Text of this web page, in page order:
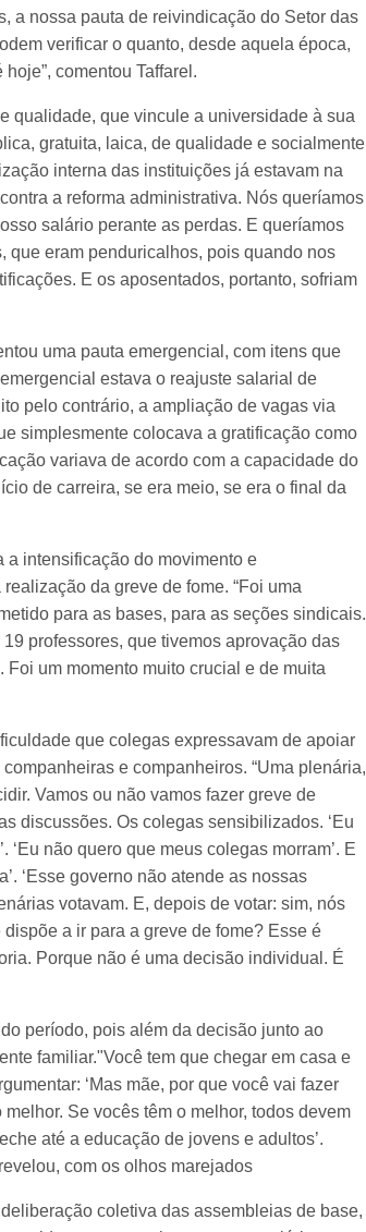
a nossa pauta de reivindicação do Setor das
verificar o quanto, desde aquela época,
comentou Taffarel.
qualidade, que vincule a universidade à sua
gratuita, laica, de qualidade e socialmente
interna das instituições já estavam na
a reforma administrativa. Nós queríamos
salário perante as perdas. E queríamos
que eram penduricalhos, pois quando nos
E os aposentados, portanto, sofriam
uma pauta emergencial, com itens que
estava o reajuste salarial de
pelo contrário, a ampliação de vagas via
simplesmente colocava a gratificação como
variava de acordo com a capacidade do
de carreira, se era meio, se era o final da
a intensificação do movimento e
da greve de fome. “Foi uma
para as bases, para as seções sindicais.
professores, que tivemos aprovação das
um momento muito crucial e de muita
que colegas expressavam de apoiar
e companheiros. “Uma plenária,
Vamos ou não vamos fazer greve de
discussões. Os colegas sensibilizados. ‘Eu
não quero que meus colegas morram’. E
‘Esse governo não atende as nossas
votavam. E, depois de votar: sim, nós
a ir para a greve de fome? Esse é
Porque não é uma decisão individual. É
período, pois além da decisão junto ao
familiar."Você tem que chegar em casa e
‘Mas mãe, por que você vai fazer
Se vocês têm o melhor, todos devem
até a educação de jovens e adultos’.
com os olhos marejados
coletiva das assembleias de base,